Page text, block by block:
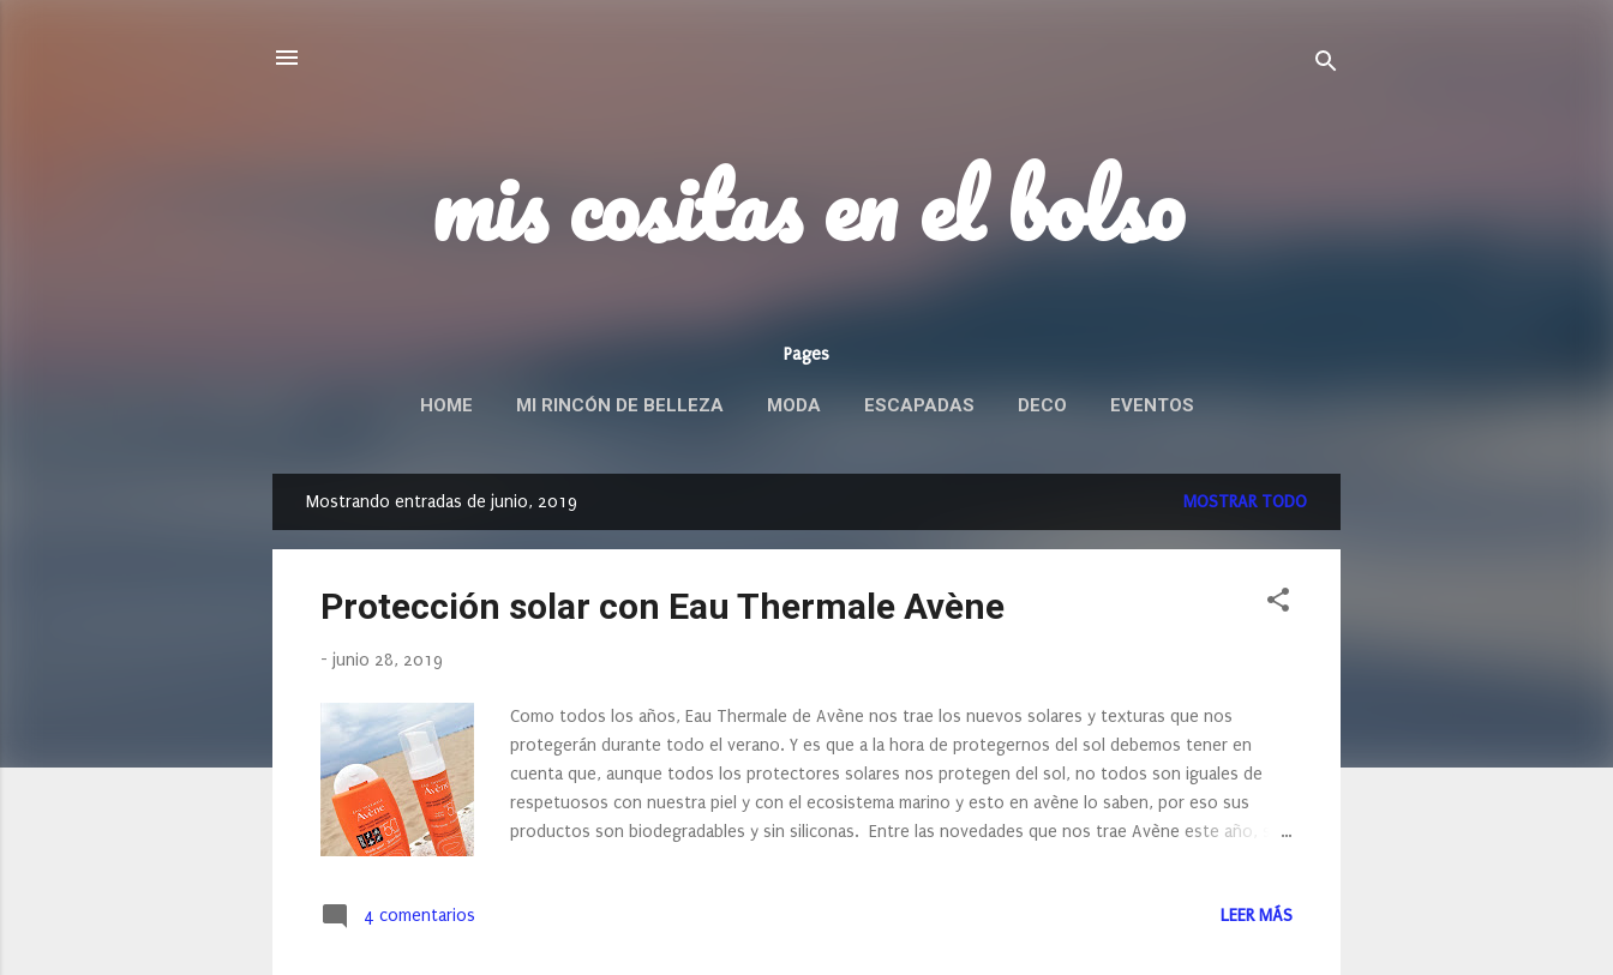
mis cositas en el bolso
Pages
HOME MI RINCÓN DE BELLEZA MODA ESCAPADAS DECO EVENTOS
Mostrando entradas de junio, 2019 MOSTRAR TODO
Protección solar con Eau Thermale Avène
- junio 28, 2019
Como todos los años, Eau Thermale de Avène nos trae los nuevos solares y texturas que nos
protegerán durante todo el verano. Y es que a la hora de protegernos del sol debemos tener en
cuenta que, aunque todos los protectores solares nos protegen del sol, no todos son iguales de
respetuosos con nuestra piel y con el ecosistema marino y esto en avène lo saben, por eso sus
productos son biodegradables y sin siliconas. Entre las novedades que nos trae Avène este año, se
4 comentarios LEER MÁS